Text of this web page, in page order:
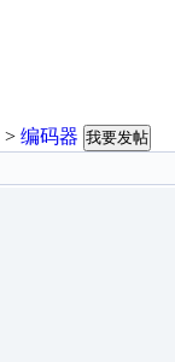
> 编码器 我要发帖